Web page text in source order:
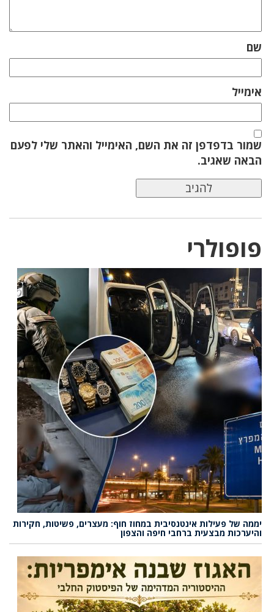
שם
אימייל
שמור בדפדפן זה את השם, האימייל והאתר שלי לפעם
הבאה שאגיב.
פופולרי
יממה של פעילות אינטנסיבית במחוז חוף: מעצרים, פשיטות, חקירות
והיערכות מבצעית ברחבי חיפה והצפון